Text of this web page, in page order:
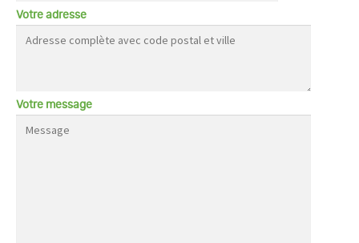
Votre adresse
Votre message